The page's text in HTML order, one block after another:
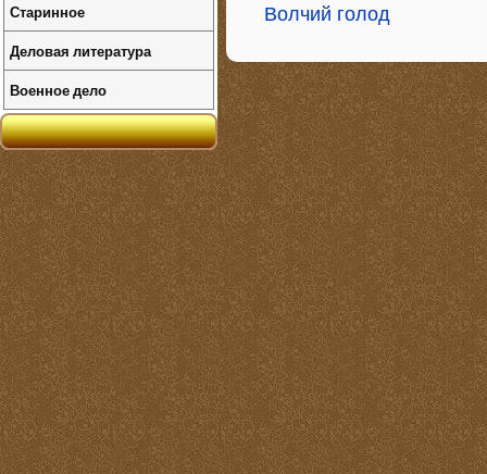
Волчий голод
Старинное
Деловая литература
Военное дело